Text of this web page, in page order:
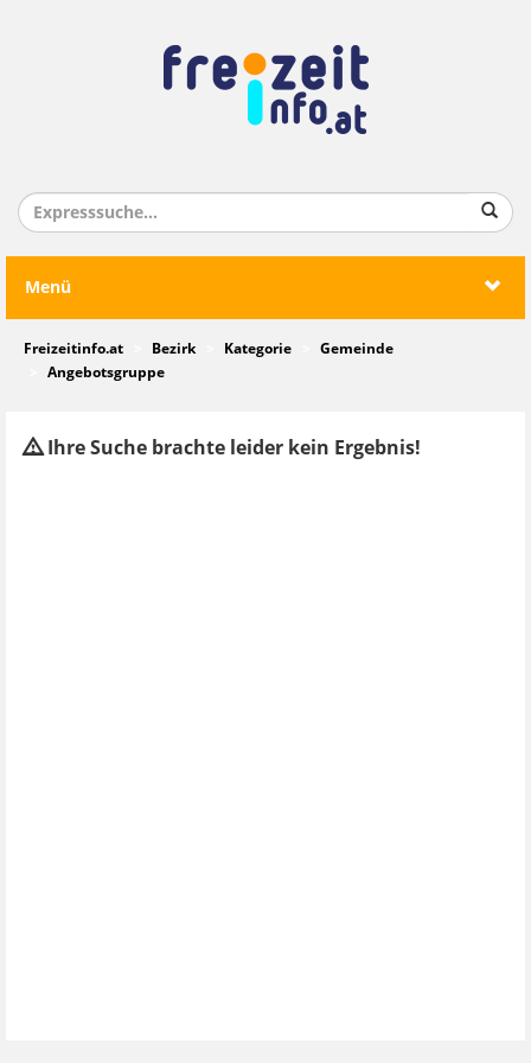
Menü
Freizeitinfo.at Bezirk Kategorie
Gemeinde
Angebotsgruppe
Ihre Suche brachte leider kein Ergebnis!